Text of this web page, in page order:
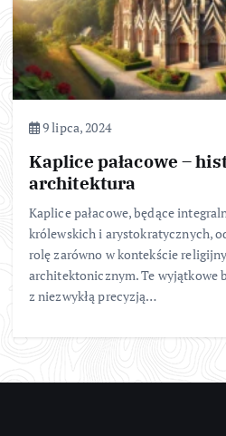
9 lipca, 2024
Kaplice pałacowe –
architektura
Kaplice pałacowe, będące
królewskich i arystokratycznych,
rolę zarówno w kontekście
architektonicznym. Te wyjątkowe
z niezwykłą precyzją…